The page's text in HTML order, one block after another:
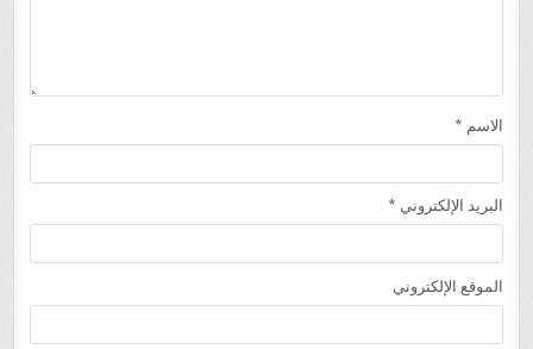
الاسم *
البريد الإلكتروني *
الموقع الإلكتروني